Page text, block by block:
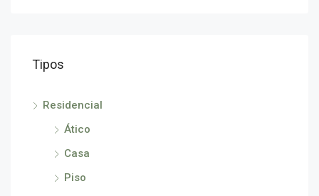
Tipos
Residencial
Ático
Casa
Piso